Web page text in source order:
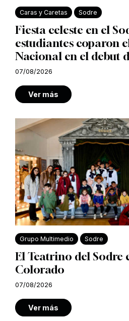
Caras y Caretas Sodre
Fiesta celeste en el
estudiantes coparon
Nacional en el debut
07/08/2026
Ver más
Grupo Multimedio Sodre
El Teatrino del Sodre
Colorado
07/08/2026
Ver más